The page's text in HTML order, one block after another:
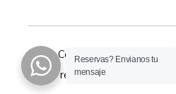
© Copyright 2023 Pitihúe.
reservados. Realizado
Reservas? Envianos tu
mensaje